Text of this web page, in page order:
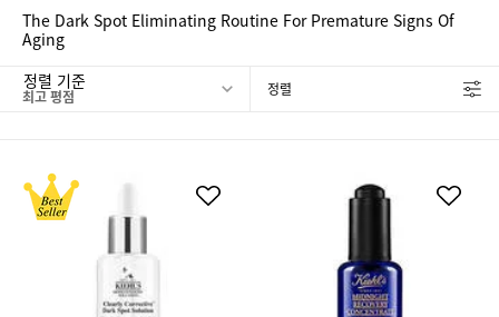
The Dark Spot Eliminating Routine For Premature Signs Of
Aging
정렬 기준
정렬
FILTER MENU